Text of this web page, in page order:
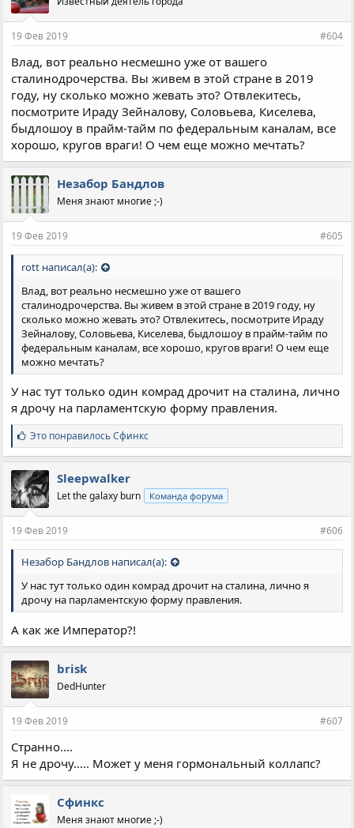
19 Фев 2019 #604
Влад, вот реально несмешно уже от вашего
сталинодрочерства. Вы живем в этой стране в 2019
году, ну сколько можно жевать это? Отвлекитесь,
посмотрите Ираду Зейналову, Соловьева, Киселева,
быдлошоу в прайм-тайм по федеральным каналам, все
хорошо, кругов враги! О чем еще можно мечтать?
Незабор Бандлов
Меня знают многие ;-)
19 Фев 2019 #605
rott написал(а):
Влад, вот реально несмешно уже от вашего
сталинодрочерства. Вы живем в этой стране в 2019 году, ну
сколько можно жевать это? Отвлекитесь, посмотрите Ираду
Зейналову, Соловьева, Киселева, быдлошоу в прайм-тайм по
федеральным каналам, все хорошо, кругов враги! О чем еще
можно мечтать?
У нас тут только один комрад дрочит на сталина, лично
я дрочу на парламентскую форму правления.
С
и
м
п
а
т
и
:
Это понравилосьСфинкс
Sleepwalker
Let the galaxy burn Команда форума
19 Фев 2019 #606
Незабор Бандлов написал(а):
У нас тут только один комрад дрочит на сталина, лично я
дрочу на парламентскую форму правления.
А как же Император?!
brisk
DedHunter
19 Фев 2019 #607
Странно....
Я не дрочу..... Может у меня гормональный коллапс?
Сфинкс
Меня знают многие ;-)